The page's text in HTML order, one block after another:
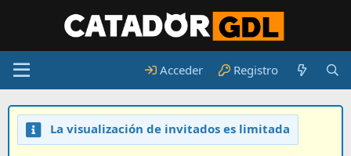
Acceder Registro
La visualización de invitados es limitada